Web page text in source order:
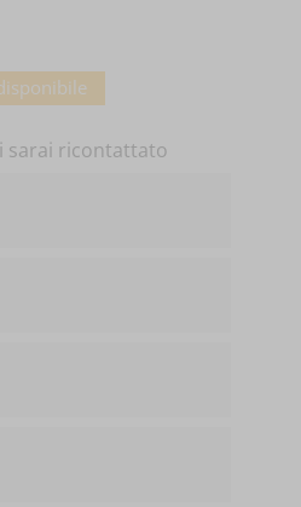
sarai ricontattato